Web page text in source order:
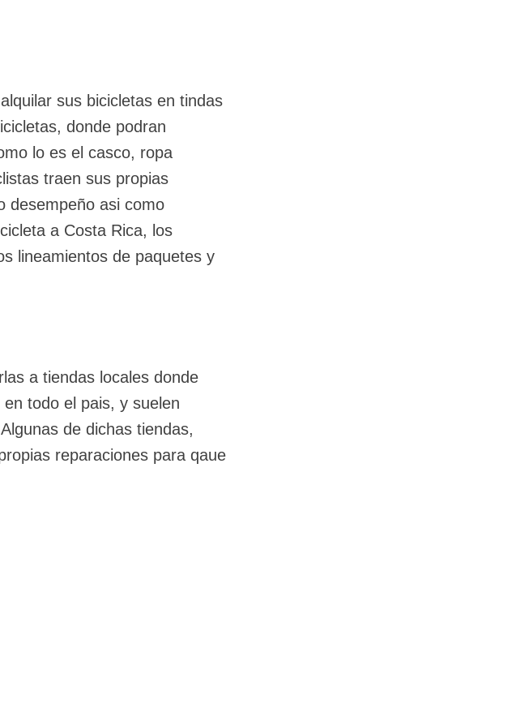
sus bicicletas en tindas
donde podran
lo es el casco, ropa
traen sus propias
desempeño asi como
a Costa Rica, los
lineamientos de paquetes y
a tiendas locales donde
todo el pais, y suelen
de dichas tiendas,
reparaciones para qaue